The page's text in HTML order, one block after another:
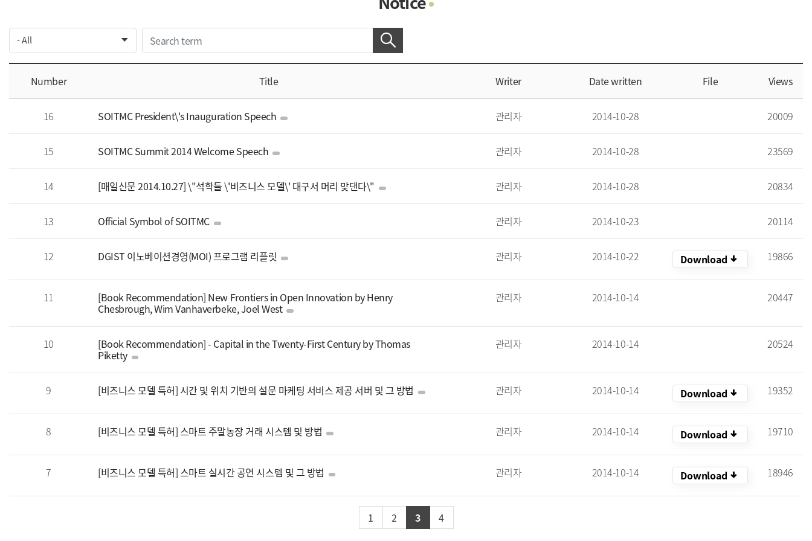
Contacts
Notice
Number Title Writer Date written File Views
16 SOITMC President\'s Inauguration Speech 관리자 2014-10-28 20009
15 SOITMC Summit 2014 Welcome Speech 관리자 2014-10-28 23569
14 [매일신문 2014.10.27] \"석학들 \'비즈니스 모델\' 대구서 머리 맞댄다\" 관리자 2014-10-28 20834
13 Official Symbol of SOITMC 관리자 2014-10-23 20114
12 DGIST 이노베이션경영(MOI) 프로그램 리플릿 관리자 2014-10-22 Download arrow_downward_alt 19866
11 [Book Recommendation] New Frontiers in Open Innovation by Henry
Chesbrough, Wim Vanhaverbeke, Joel West
관리자 2014-10-14 20447
10 [Book Recommendation] - Capital in the Twenty-First Century by Thomas
Piketty
관리자 2014-10-14 20524
9 [비즈니스 모델 특허] 시간 및 위치 기반의 설문 마케팅 서비스 제공 서버 및 그 방법 관리자 2014-10-14 Download arrow_downward_alt 19352
8 [비즈니스 모델 특허] 스마트 주말농장 거래 시스템 및 방법 관리자 2014-10-14 Download arrow_downward_alt 19710
7 [비즈니스 모델 특허] 스마트 실시간 공연 시스템 및 그 방법 관리자 2014-10-14 Download arrow_downward_alt 18946
1 2 3 4